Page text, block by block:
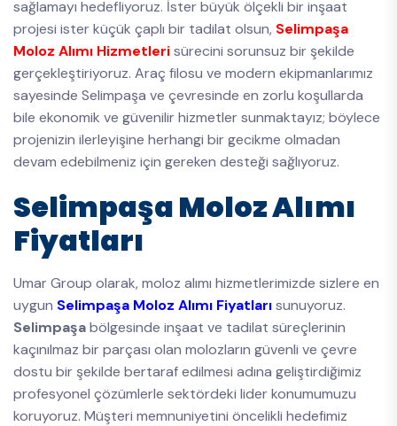
sağlamayı hedefliyoruz. İster büyük ölçekli bir inşaat
projesi ister küçük çaplı bir tadilat olsun, Selimpaşa
Moloz Alımı Hizmetlerisürecini sorunsuz bir şekilde
gerçekleştiriyoruz. Araç filosu ve modern ekipmanlarımız
sayesinde Selimpaşa ve çevresinde en zorlu koşullarda
bile ekonomik ve güvenilir hizmetler sunmaktayız; böylece
projenizin ilerleyişine herhangi bir gecikme olmadan
devam edebilmeniz için gereken desteği sağlıyoruz.
Selimpaşa Moloz Alımı
Fiyatları
Umar Group olarak, moloz alımı hizmetlerimizde sizlere en
uygun Selimpaşa Moloz Alımı Fiyatlarısunuyoruz.
Selimpaşabölgesinde inşaat ve tadilat süreçlerinin
kaçınılmaz bir parçası olan molozların güvenli ve çevre
dostu bir şekilde bertaraf edilmesi adına geliştirdiğimiz
profesyonel çözümlerle sektördeki lider konumumuzu
koruyoruz. Müşteri memnuniyetini öncelikli hedefimiz